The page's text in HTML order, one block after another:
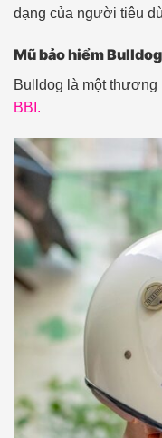
dạng của người tiêu
Mũ bảo hiểm Bulldog
Bulldog là một thương
BBI.